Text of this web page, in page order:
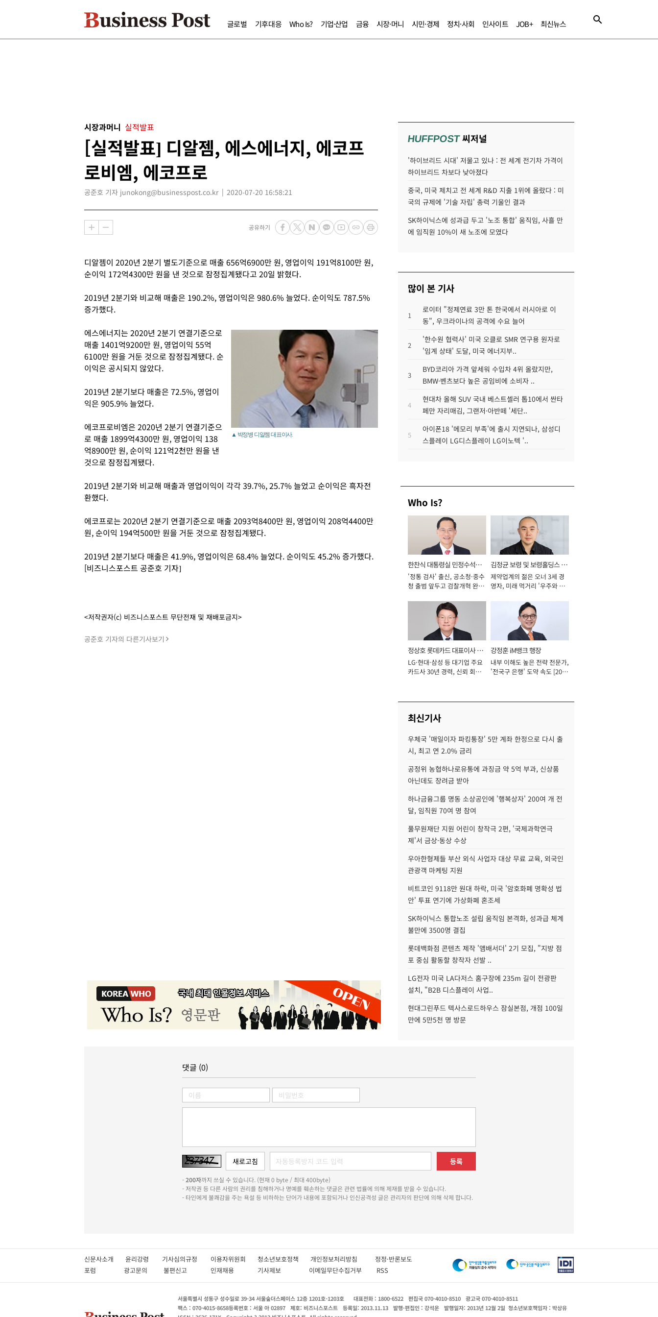
글로벌 기후대응 Who Is? 기업·산업 금융 시장·머니 시민·경제 정치·사회 인사이트 JOB+ 최신뉴스
시장과머니 실적발표
[실적발표] 디알젬, 에스에너지, 에코프
로비엠, 에코프로
공준호 기자 junokong@businesspost.co.kr 2020-07-20 16:58:21
공유하기
디알젬이 2020년 2분기 별도기준으로 매출 656억6900만 원, 영업이익 191억8100만 원,
순이익 172억4300만 원을 낸 것으로 잠정집계됐다고 20일 밝혔다.
2019년 2분기와 비교해 매출은 190.2%, 영업이익은 980.6% 늘었다. 순이익도 787.5%
증가했다.
▲ 박정병 디알젬 대표이사.
에스에너지는 2020년 2분기 연결기준으로
매출 1401억9200만 원, 영업이익 55억
6100만 원을 거둔 것으로 잠정집계됐다. 순
이익은 공시되지 않았다.
2019년 2분기보다 매출은 72.5%, 영업이
익은 905.9% 늘었다.
에코프로비엠은 2020년 2분기 연결기준으
로 매출 1899억4300만 원, 영업이익 138
억8900만 원, 순이익 121억2천만 원을 낸
것으로 잠정집계됐다.
2019년 2분기와 비교해 매출과 영업이익이 각각 39.7%, 25.7% 늘었고 순이익은 흑자전
환했다.
에코프로는 2020년 2분기 연결기준으로 매출 2093억8400만 원, 영업이익 208억4400만
원, 순이익 194억500만 원을 거둔 것으로 잠정집계됐다.
2019년 2분기보다 매출은 41.9%, 영업이익은 68.4% 늘었다. 순이익도 45.2% 증가했다.
[비즈니스포스트 공준호 기자]
<저작권자(c) 비즈니스포스트 무단전재 및 재배포금지>
공준호 기자의 다른기사보기
HUFFPOST씨저널
'하이브리드 시대' 저물고 있나 : 전 세계 전기차 가격이
하이브리드 차보다 낮아졌다
중국, 미국 제치고 전 세계 R&D 지출 1위에 올랐다 : 미
국의 규제에 '기술 자립' 총력 기울인 결과
SK하이닉스에 성과급 두고 '노조 통합' 움직임, 사흘 만
에 임직원 10%이 새 노조에 모였다
많이 본 기사
1
로이터 "정제연료 3만 톤 한국에서 러시아로 이
동", 우크라이나의 공격에 수요 늘어
2
'한수원 협력사' 미국 오클로 SMR 연구용 원자로
'임계 상태' 도달, 미국 에너지부..
3
BYD코리아 가격 앞세워 수입차 4위 올랐지만,
BMW·벤츠보다 높은 공임비에 소비자 ..
4
현대차 올해 SUV 국내 베스트셀러 톱10에서 싼타
페만 자리매김, 그랜저·아반떼 '세단..
5
아이폰18 '메모리 부족'에 출시 지연되나, 삼성디
스플레이 LG디스플레이 LG이노텍 '..
Who Is?
한찬식 대통령실 민정수석비
서관
'정통 검사' 출신, 공소청·중수
청 출범 앞두고 검찰개혁 완수
김정균 보령 및 보령홀딩스 대
표이사 사장
제약업계의 젊은 오너 3세 경
영자, 미래 먹거리 '우주와 헬
정상호 롯데카드 대표이사 사
장
LG·현대·삼성 등 대기업 주요
카드사 30년 경력, 신뢰 회복
강정훈 iM뱅크 행장
내부 이해도 높은 전략 전문가,
'전국구 은행' 도약 속도 [2026
최신기사
우체국 '매일이자 파킹통장' 5만 계좌 한정으로 다시 출
시, 최고 연 2.0% 금리
공정위 농협하나로유통에 과징금 약 5억 부과, 신상품
아닌데도 장려금 받아
하나금융그룹 명동 소상공인에 '행복상자' 200여 개 전
달, 임직원 70여 명 참여
풀무원재단 지원 어린이 창작극 2편, '국제과학연극
제'서 금상·동상 수상
우아한형제들 부산 외식 사업자 대상 무료 교육, 외국인
관광객 마케팅 지원
비트코인 9118만 원대 하락, 미국 '암호화폐 명확성 법
안' 투표 연기에 가상화폐 혼조세
SK하이닉스 통합노조 설립 움직임 본격화, 성과급 체계
불만에 3500명 결집
롯데백화점 콘텐츠 제작 '앰배서더' 2기 모집, "지방 점
포 중심 활동할 창작자 선발 ..
LG전자 미국 LA다저스 홈구장에 235m 길이 전광판
설치, "B2B 디스플레이 사업..
현대그린푸드 텍사스로드하우스 잠실본점, 개점 100일
만에 5만5천 명 방문
댓글 (0)
등록
-200자까지 쓰실 수 있습니다. (현재 0 byte / 최대 400byte)
- 저작권 등 다른 사람의 권리를 침해하거나 명예를 훼손하는 댓글은 관련 법률에 의해 제재를 받을 수 있습니다.
- 타인에게 불쾌감을 주는 욕설 등 비하하는 단어가 내용에 포함되거나 인신공격성 글은 관리자의 판단에 의해 삭제 합니다.
신문사소개 윤리강령 기사심의규정 이용자위원회 청소년보호정책 개인정보처리방침 정정·반론보도
포럼
광고문의 불편신고 인재채용 기사제보 이메일무단수집거부 RSS
서울특별시 성동구 성수일로 39-34 서울숲더스페이스 12층 1201호-1203호 대표전화 : 1800-6522 편집국 070-4010-8510
광고국 070-4010-8511
팩스 : 070-4015-8658등록번호 : 서울 아 02897 제호: 비즈니스포스트 등록일: 2013.11.13 발행·편집인 : 강석운 발행일자: 2013년 12월 2일 청소년보호책임자 : 박상유